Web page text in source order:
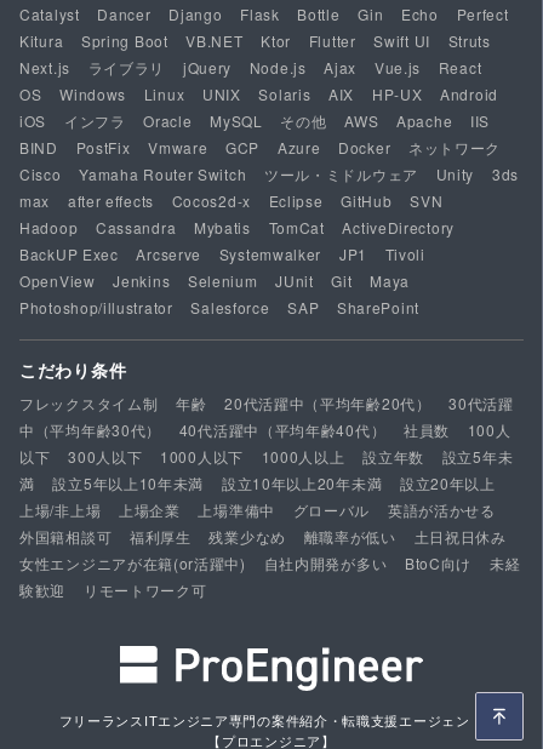
Catalyst
Dancer Django Flask Bottle Gin Echo
Perfect
Kitura
Spring Boot VB.NET Ktor Flutter Swift UI
Struts
Next.js
ライブラリ jQuery Node.js Ajax Vue.js
React
OS
Windows Linux UNIX Solaris AIX HP-UX
Android
iOS
インフラ Oracle MySQL その他 AWS Apache
IIS
BIND
PostFix Vmware GCP Azure Docker
ネットワーク
Cisco
Yamaha Router Switch ツール・ミドルウェア Unity
3ds
max
after effects Cocos2d-x Eclipse GitHub
SVN
Hadoop
Cassandra Mybatis TomCat
ActiveDirectory
BackUP Exec
Arcserve Systemwalker JP1
Tivoli
OpenView
Jenkins Selenium JUnit Git
Maya
Photoshop/illustrator
Salesforce SAP SharePoint
こだわり条件
フレックスタイム制 年齢 20代活躍中（平均年齢20代）
30代活躍
中（平均年齢30代）
40代活躍中（平均年齢40代） 社員数
100人
以下
300人以下 1000人以下 1000人以上 設立年数
設立5年未
満
設立5年以上10年未満 設立10年以上20年未満
設立20年以上
上場/非上場
上場企業 上場準備中 グローバル
英語が活かせる
外国籍相談可
福利厚生 残業少なめ 離職率が低い
土日祝日休み
女性エンジニアが在籍(or活躍中)
自社内開発が多い BtoC向け
未経
験歓迎
リモートワーク可
フリーランスITエンジニア専門の案件紹介・転職支援エージェント
【プロエンジニア】